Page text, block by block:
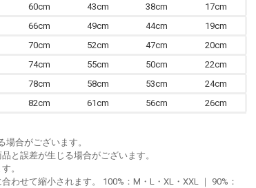
60cm 43cm 38cm
17cm
66cm 49cm 44cm
19cm
70cm 52cm 47cm
20cm
74cm 55cm 50cm
22cm
78cm 58cm 53cm
24cm
82cm 61cm 56cm 26cm
合がございます。
と誤差が生じる場合がございます。
。
せて縮小されます。 100%：M・L・XL・XXL ｜ 90%：